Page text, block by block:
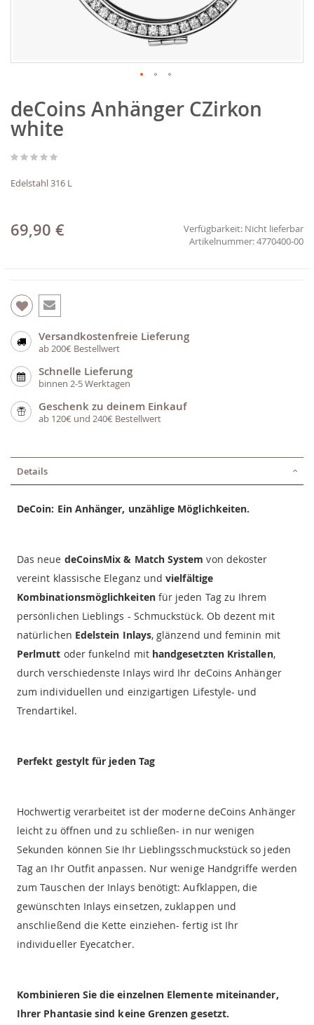
Anfang
der
Bildgalerie
deCoins Anhänger CZirkon
white
Edelstahl 316 L
69,90 € Verfügbarkeit: Nicht lieferbar
4770400-00
Versandkostenfreie Lieferung
ab 200€ Bestellwert
Schnelle Lieferung
binnen 2-5 Werktagen
Geschenk zu deinem Einkauf
ab 120€ und 240€ Bestellwert
Details
DeCoin: Ein Anhänger, unzählige Möglichkeiten.
Das neue deCoinsMix & Match System von dekoster
vereint klassische Eleganz undvielfältige
Kombinationsmöglichkeitenfür jeden Tag zu Ihrem
persönlichen Lieblings - Schmuckstück. Ob dezent mit
natürlichen Edelstein Inlays, glänzend und feminin mit
Perlmutt oder funkelnd mit handgesetzten Kristallen,
durch verschiedenste Inlays wird Ihr deCoins Anhänger
zum individuellen und einzigartigen Lifestyle- und
Trendartikel.
Perfekt gestylt für jeden Tag
Hochwertig verarbeitet ist der moderne deCoins Anhänger
leicht zu öffnen und zu schließen- in nur wenigen
Sekunden können Sie Ihr Lieblingsschmuckstück so jeden
Tag an Ihr Outfit anpassen. Nur wenige Handgriffe werden
zum Tauschen der Inlays benötigt: Aufklappen, die
gewünschten Inlays einsetzen, zuklappen und
anschließend die Kette einziehen- fertig ist Ihr
individueller Eyecatcher.
Kombinieren Sie die einzelnen Elemente miteinander,
Ihrer Phantasie sind keine Grenzen gesetzt.